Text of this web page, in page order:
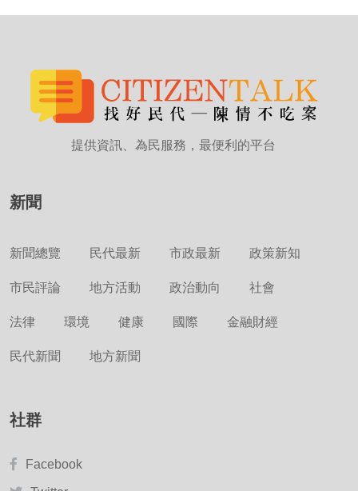
提供資訊、為民服務，最便利的平台
新聞
新聞總覽 民代最新 市政最新 政策新知
市民評論 地方活動 政治動向 社會
法律 環境 健康 國際 金融財經
民代新聞 地方新聞
社群
Facebook